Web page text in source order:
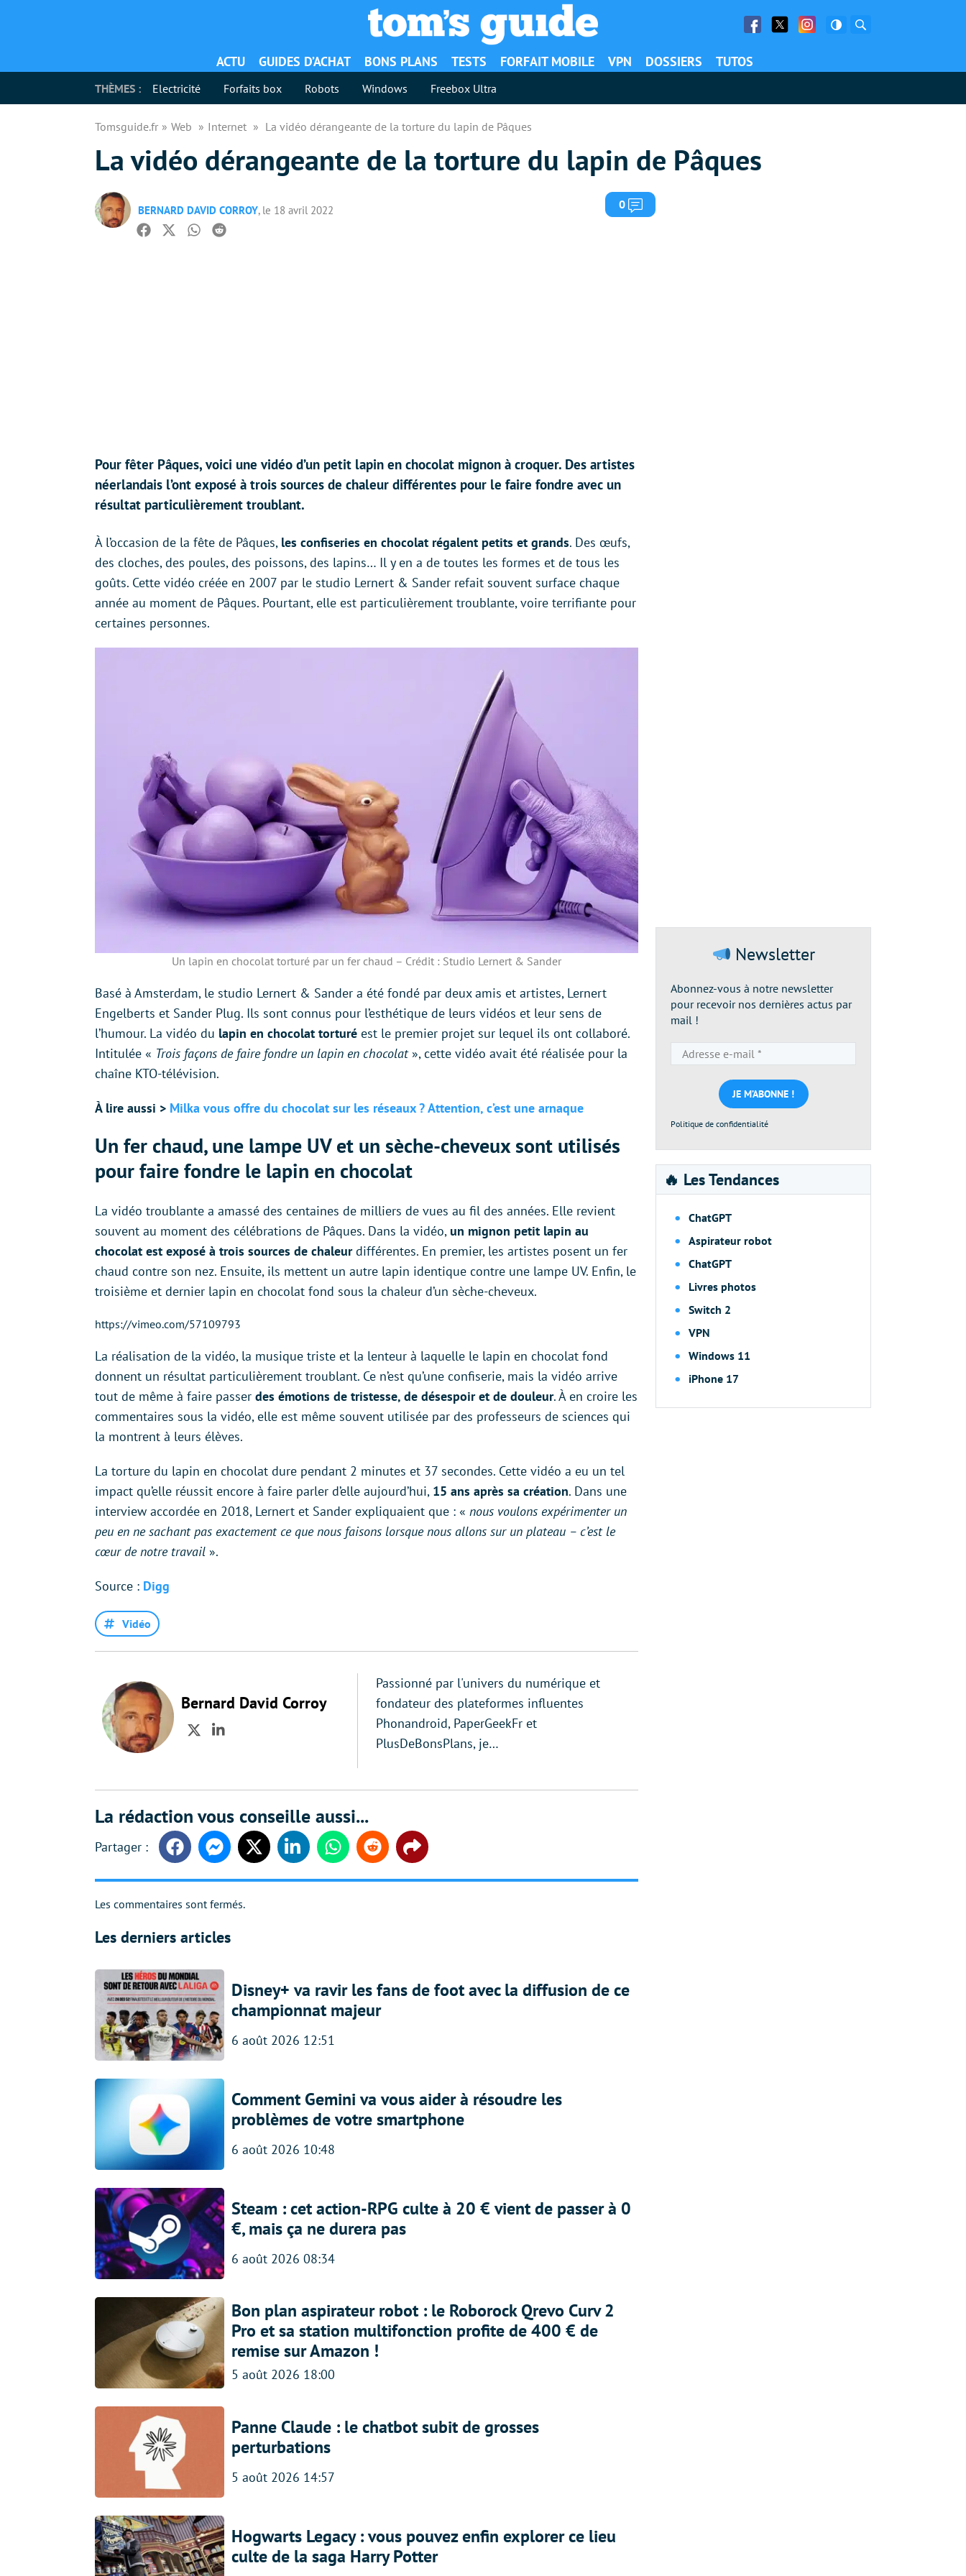
Facebook
Twitter Facebook
ACTU GUIDES D’ACHAT BONS PLANS TESTS FORFAIT MOBILE VPN DOSSIERS TUTOS
THÈMES : Electricité Forfaits box Robots Windows Freebox Ultra
Tomsguide.fr Web Internet La vidéo dérangeante de la torture du lapin de Pâques
La vidéo dérangeante de la torture du lapin de Pâques
BERNARD DAVID CORROY, le 18 avril 2022 0 Commentaires
Facebook
TwitterWhatsapp
Reddit
Pour fêter Pâques, voici une vidéo d’un petit lapin en chocolat mignon à croquer. Des artistes
néerlandais l’ont exposé à trois sources de chaleur différentes pour le faire fondre avec un
résultat particulièrement troublant.
À l’occasion de la fête de Pâques, les confiseries en chocolat régalent petits et grands. Des œufs,
des cloches, des poules, des poissons, des lapins… Il y en a de toutes les formes et de tous les
goûts. Cette vidéo créée en 2007 par le studio Lernert & Sander refait souvent surface chaque
année au moment de Pâques. Pourtant, elle est particulièrement troublante, voire terrifiante pour
certaines personnes.
Un lapin en chocolat torturé par un fer chaud – Crédit : Studio Lernert & Sander
Basé à Amsterdam, le studio Lernert & Sander a été fondé par deux amis et artistes, Lernert
Engelberts et Sander Plug. Ils sont connus pour l’esthétique de leurs vidéos et leur sens de
l’humour. La vidéo du lapin en chocolat torturé est le premier projet sur lequel ils ont collaboré.
Intitulée « Trois façons de faire fondre un lapin en chocolat», cette vidéo avait été réalisée pour la
chaîne KTO-télévision.
À lire aussi > Milka vous offre du chocolat sur les réseaux ? Attention, c’est une arnaque
Un fer chaud, une lampe UV et un sèche-cheveux sont utilisés
pour faire fondre le lapin en chocolat
La vidéo troublante a amassé des centaines de milliers de vues au fil des années. Elle revient
souvent au moment des célébrations de Pâques. Dans la vidéo, un mignon petit lapin au
chocolat est exposé à trois sources de chaleurdifférentes. En premier, les artistes posent un fer
chaud contre son nez. Ensuite, ils mettent un autre lapin identique contre une lampe UV. Enfin, le
troisième et dernier lapin en chocolat fond sous la chaleur d’un sèche-cheveux.
https://vimeo.com/57109793
La réalisation de la vidéo, la musique triste et la lenteur à laquelle le lapin en chocolat fond
donnent un résultat particulièrement troublant. Ce n’est qu’une confiserie, mais la vidéo arrive
tout de même à faire passer des émotions de tristesse, de désespoir et de douleur. À en croire les
commentaires sous la vidéo, elle est même souvent utilisée par des professeurs de sciences qui
la montrent à leurs élèves.
La torture du lapin en chocolat dure pendant 2 minutes et 37 secondes. Cette vidéo a eu un tel
impact qu’elle réussit encore à faire parler d’elle aujourd’hui, 15 ans après sa création. Dans une
interview accordée en 2018, Lernert et Sander expliquaient que : « nous voulons expérimenter un
peu en ne sachant pas exactement ce que nous faisons lorsque nous allons sur un plateau – c’est le
cœur de notre travail ».
Source : Digg
Vidéo
Bernard David Corroy
TwitterLinkedIn
Passionné par l'univers du numérique et
fondateur des plateformes influentes
Phonandroid, PaperGeekFr et
PlusDeBonsPlans, je…
La rédaction vous conseille aussi...
FacebookMessengerTwitter LinkedinWhatsappReddit Share
Les commentaires sont fermés.
Les derniers articles
Disney+ va ravir les fans de foot avec la diffusion de ce
championnat majeur
6 août 2026 12:51
Comment Gemini va vous aider à résoudre les
problèmes de votre smartphone
6 août 2026 10:48
Steam : cet action-RPG culte à 20 € vient de passer à 0
€, mais ça ne durera pas
6 août 2026 08:34
Bon plan aspirateur robot : le Roborock Qrevo Curv 2
Pro et sa station multifonction profite de 400 € de
remise sur Amazon !
5 août 2026 18:00
Panne Claude : le chatbot subit de grosses
perturbations
5 août 2026 14:57
Hogwarts Legacy : vous pouvez enfin explorer ce lieu
culte de la saga Harry Potter
Newsletter
Abonnez-vous à notre newsletter
pour recevoir nos dernières actus par
mail !
e-
mail
*
Politique de confidentialité
🔥 Les Tendances
ChatGPT
Aspirateur robot
ChatGPT
Livres photos
Switch 2
VPN
Windows 11
iPhone 17